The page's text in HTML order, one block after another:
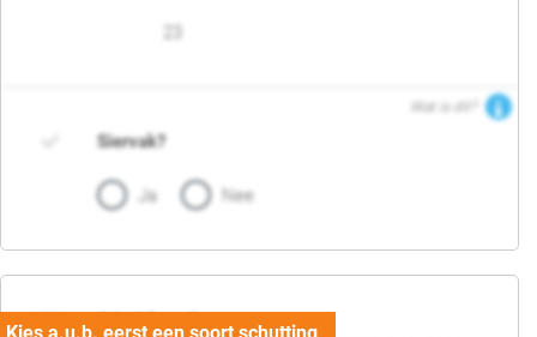
Wat is dit?
Siervak?
Ja Nee
04. Afmetingen